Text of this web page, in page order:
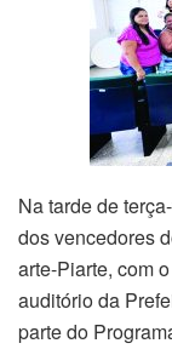
Na tarde de
dos vencedores
arte-Piarte, com
auditório da
parte do